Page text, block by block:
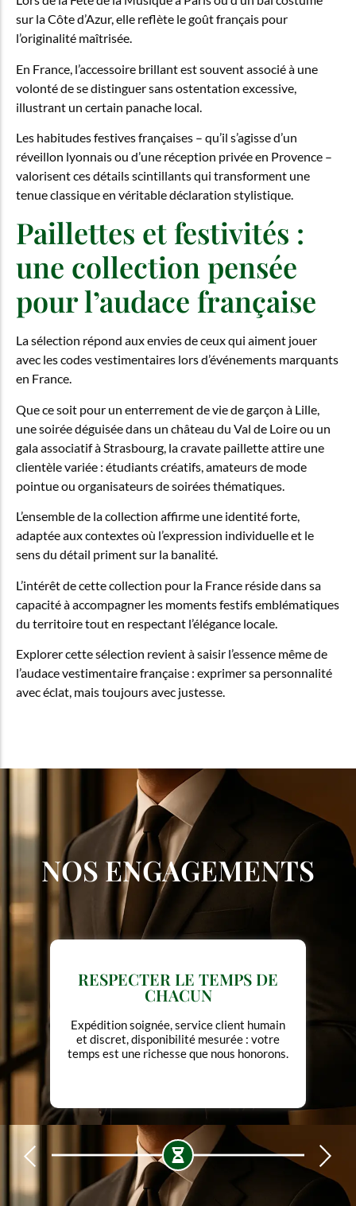
sur la Côte d’Azur, elle reflète le goût français pour
l’originalité maîtrisée.
En France, l’accessoire brillant est souvent associé à une
volonté de se distinguer sans ostentation excessive,
illustrant un certain panache local.
Les habitudes festives françaises – qu’il s’agisse d’un
réveillon lyonnais ou d’une réception privée en Provence –
valorisent ces détails scintillants qui transforment une
tenue classique en véritable déclaration stylistique.
Paillettes et festivités :
une collection pensée
pour l’audace française
La sélection répond aux envies de ceux qui aiment jouer
avec les codes vestimentaires lors d’événements marquants
en France.
Que ce soit pour un enterrement de vie de garçon à Lille,
une soirée déguisée dans un château du Val de Loire ou un
gala associatif à Strasbourg, la cravate paillette attire une
clientèle variée : étudiants créatifs, amateurs de mode
pointue ou organisateurs de soirées thématiques.
L’ensemble de la collection affirme une identité forte,
adaptée aux contextes où l’expression individuelle et le
sens du détail priment sur la banalité.
L’intérêt de cette collection pour la France réside dans sa
capacité à accompagner les moments festifs emblématiques
du territoire tout en respectant l’élégance locale.
Explorer cette sélection revient à saisir l’essence même de
l’audace vestimentaire française : exprimer sa personnalité
avec éclat, mais toujours avec justesse.
NOS ENGAGEMENTS
RESPECTER LE TEMPS DE
CHACUN
Expédition soignée, service client humain
et discret, disponibilité mesurée : votre
temps est une richesse que nous honorons.